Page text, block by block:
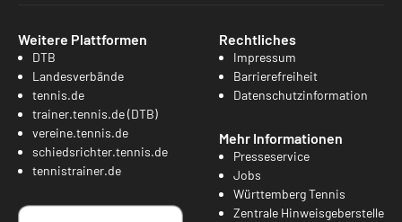
Weitere Plattformen
DTB
Landesverbände
tennis.de
trainer.tennis.de (DTB)
vereine.tennis.de
schiedsrichter.tennis.de
tennistrainer.de
Rechtliches
Impressum
Barrierefreiheit
Datenschutzinformation
Mehr Informationen
Presseservice
Jobs
Württemberg Tennis
Zentrale Hinweisgeberstelle